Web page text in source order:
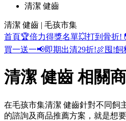
清潔 健齒
清潔 健齒 | 毛孩市集
首頁🏆倍力得獎名單💥打到骨折!
買一送一📢即期出清29折!🍖囤!飼
清潔 健齒 相關
在毛孩市集清潔 健齒針對不同飼
的諮詢及商品推薦方案，就是想